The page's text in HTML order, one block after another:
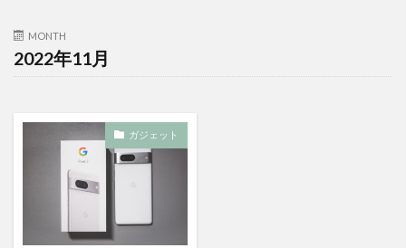
MONTH
2022年11月
ガジェット